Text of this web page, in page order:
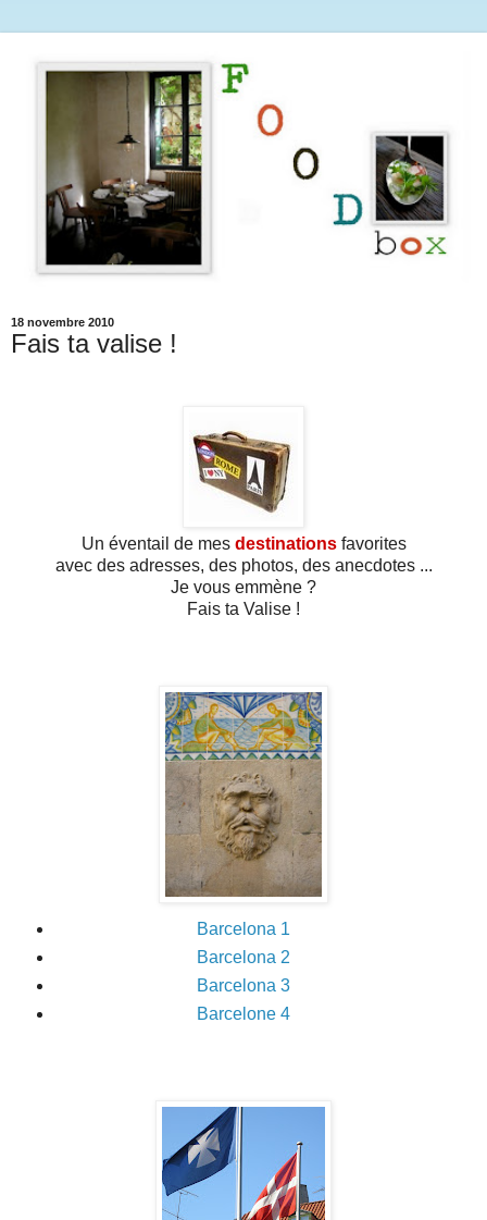
18 novembre 2010
Fais ta valise !
Un éventail de mesdestinationsfavorites
avec des adresses, des photos, des anecdotes ...
Je vous emmène ?
Fais ta Valise !
Barcelona 1
Barcelona 2
Barcelona 3
Barcelone 4